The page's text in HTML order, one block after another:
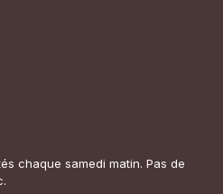
chaque samedi matin. Pas de